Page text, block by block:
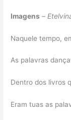
Imagens –
Naquele tempo,
As palavras
Dentro dos livros
Eram tuas as